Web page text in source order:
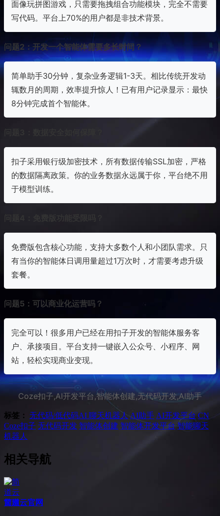
面像玩拼图游戏，只需要拖拽组合功能模块，完全不需要
写代码。平台上70%的用户都是非技术背景。
问题2：开发一个智能体需要多长时间？
简单助手30分钟，复杂业务逻辑1-3天。相比传统开发动
辄数月的周期，效率提升惊人！已有用户记录显示：最快
8分钟完成首个智能体。
扣子采用银行级加密技术，所有数据传输SSL加密，严格
的数据隔离政策。你的业务数据永远属于你，平台绝不用
于模型训练。
免费版包含核心功能，支持大多数个人和小团队需求。只
有当你的智能体日调用量超过1万次时，才需要考虑升级
套餐。
问题5：可以商业化运营吗？
完全可以！很多用户已经在用扣子开发的智能体服务客
户、承接项目。平台支持一键嵌入公众号、小程序、网
站，轻松实现商业变现。
Coze扣子,AI开发平台,智能体创建,无代码开发,AI助手
标签： 无代码/低代码AI 聊天机器人 AI助手 AI开发平台 CN
Coze扣子 无代码开发 智能体创建 智能体开发平台 智能聊天
机器人
相关导航
简道云官网